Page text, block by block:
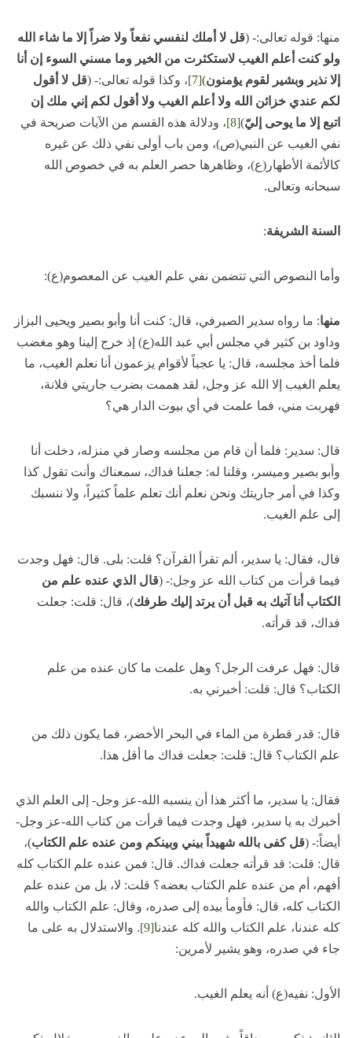
منها: قوله تعالى:- (قل لا أملك لنفسي نفعاً ولا ضراً إلا ما شاء الله
ولو كنت أعلم الغيب لاستكثرت من الخير وما مسني السوء إن أنا
إلا نذير وبشير لقوم يؤمنون)
[7] ، وكذا قوله تعالى:- (قل لا أقول
لكم عندي خزائن الله ولا أعلم الغيب ولا أقول لكم إني ملك إن
اتبع إلا ما يوحى إليّ)
[8]
، ودلالة هذه القسم من الآيات صريحة في
نفي الغيب عن النبي(ص)، ومن باب أولى نفي ذلك عن غيره
كالأئمة الأطهار(ع)، وظاهرها حصر العلم به في خصوص الله
سبحانه وتعالى.
السنة الشريفة:
وأما النصوص التي تتضمن نفي علم الغيب عن المعصوم(ع):
منها: ما رواه سدير الصيرفي، قال: كنت أنا وأبو بصير ويحيى البزاز
وداود بن كثير في مجلس أبي عبد الله(ع) إذ خرج إلينا وهو مغضب
فلما أخذ مجلسه، قال: يا عجباً لأقوام يزعمون أنا نعلم الغيب، ما
يعلم الغيب إلا الله عز وجل، لقد هممت بضرب جاريتي فلانة،
فهربت مني، فما علمت في أي بيوت الدار هي؟
قال: سدير: فلما أن قام من مجلسه وصار في منزله، دخلت أنا
وأبو بصير وميسر، وقلنا له: جعلنا فداك، سمعناك وأنت تقول كذا
وكذا في أمر جاريتك ونحن نعلم أنك تعلم علماً كثيراً، ولا ننسبك
إلى علم الغيب.
قال، فقال: يا سدير، ألم تقرأ القرآن؟ قلت: بلى. قال: فهل وجدت
فيما قرأت من كتاب الله عز وجل:- (قال الذي عنده علم من
الكتاب أنا آتيك به قبل أن يرتد إليك طرفك)، قال: قلت: جعلت
فداك، قد قرأته.
قال: فهل عرفت الرجل؟ وهل علمت ما كان عنده من علم
الكتاب؟ قال: قلت: أخبرني به.
قال: قدر قطرة من الماء في البحر الأخضر، فما يكون ذلك من
علم الكتاب؟ قال: قلت: جعلت فداك ما أقل هذا.
فقال: يا سدير، ما أكثر هذا أن ينسبه الله-عز وجل- إلى العلم الذي
أخبرك به يا سدير، فهل وجدت فيما قرأت من كتاب الله-عز وجل-
أيضاً:- (قل كفى بالله شهيداً بيني وبينكم ومن عنده علم الكتاب)،
قال: قلت: قد قرأته جعلت فداك. قال: فمن عنده علم الكتاب كله
أفهم، أم من عنده علم الكتاب بعضه؟ قلت: لا، بل من عنده علم
الكتاب كله، قال: فأومأ بيده إلى صدره، وقال: علم الكتاب والله
كله عندنا، علم الكتاب والله كله عندنا[9]
. والاستدلال به على ما
جاء في صدره، وهو يشير لأمرين:
الأول: نفيه(ع) أنه يعلم الغيب.